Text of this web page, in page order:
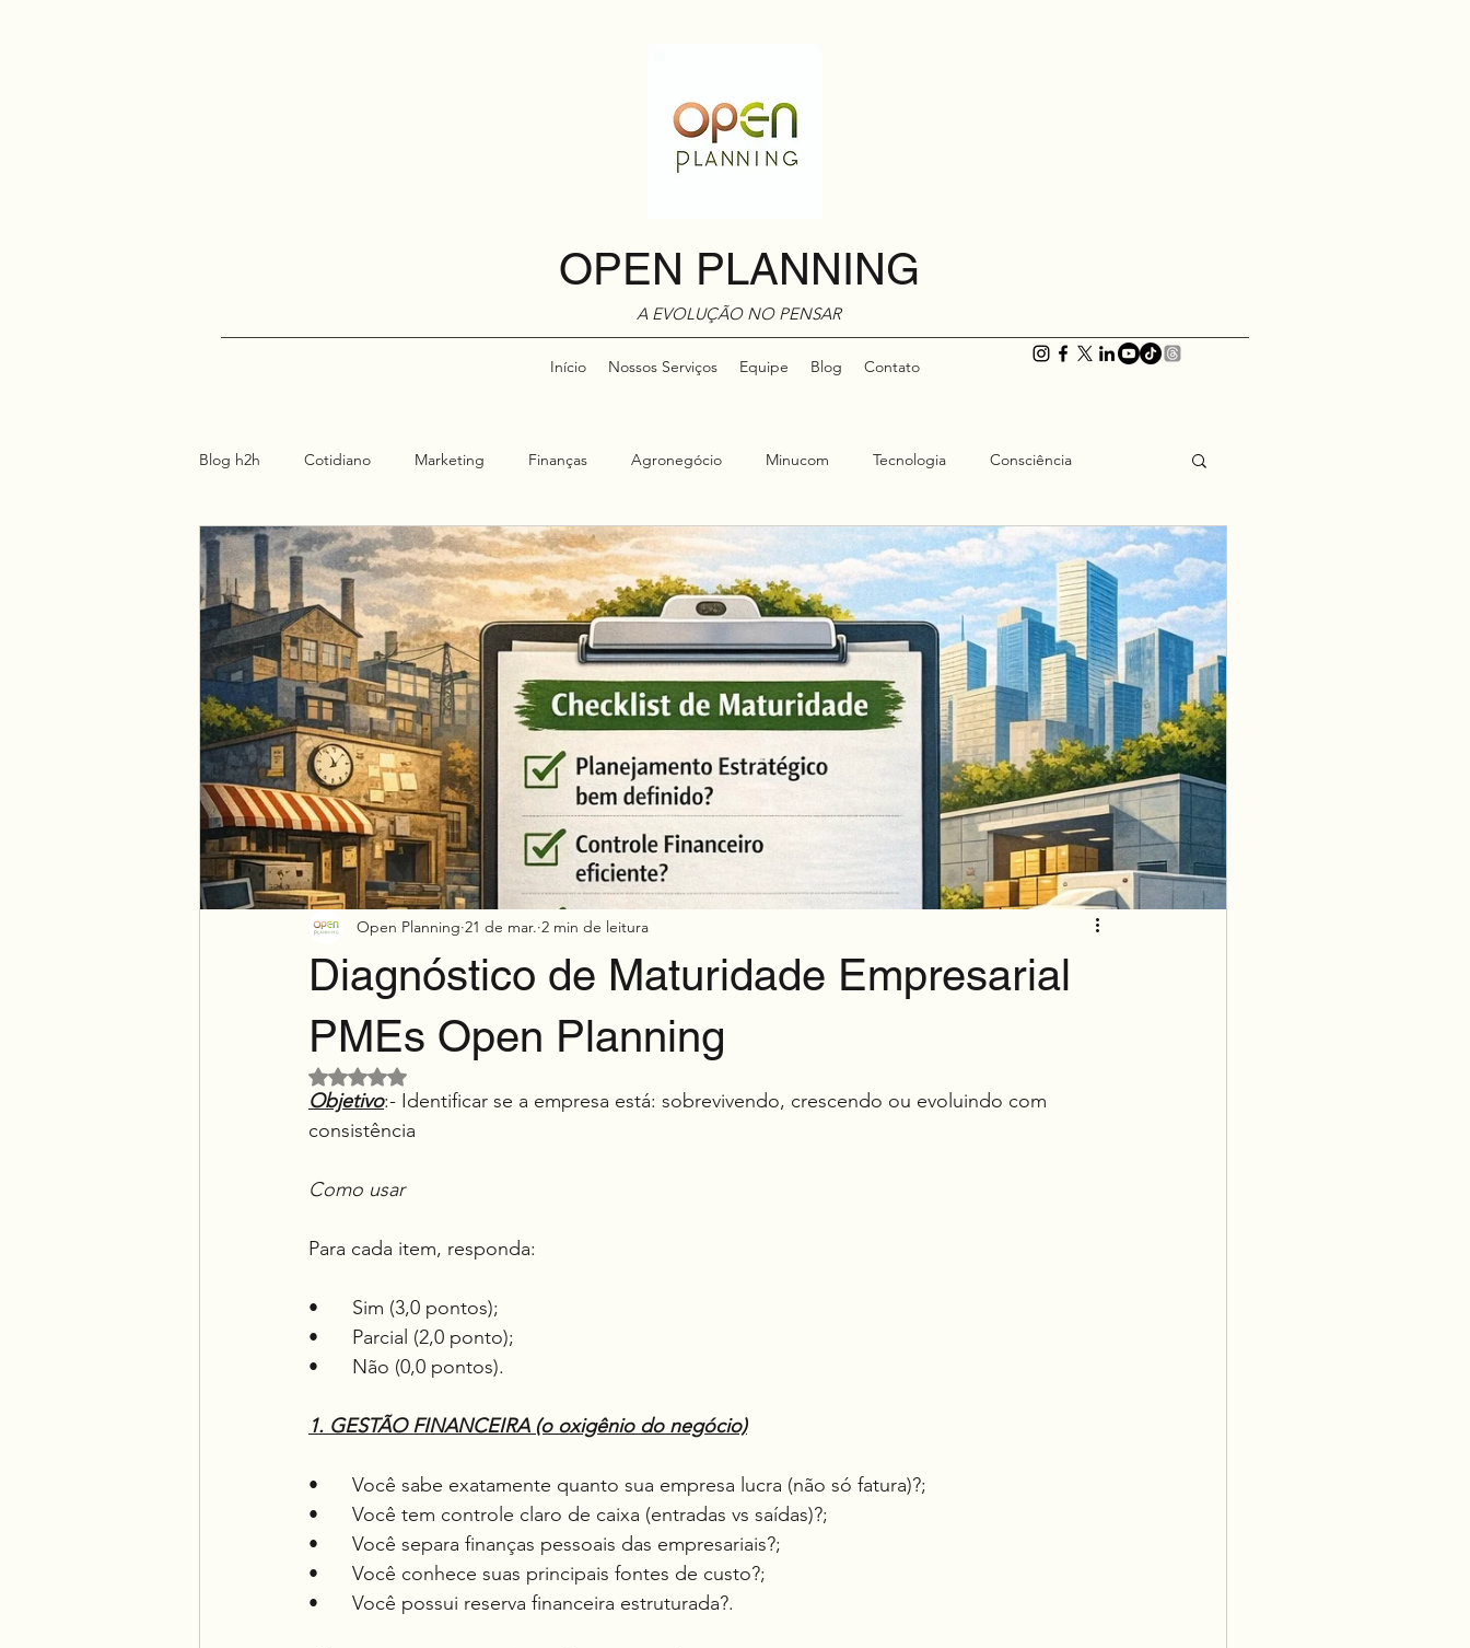
OPEN PLANNING
A EVOLUÇÃO NO PENSAR
Início Nossos Serviços Equipe Blog Contato
Blog h2h Cotidiano Marketing Finanças Agronegócio Minucom Tecnologia Consciência
Negócio Espiritualidade Mkt h2h
Diagnóstico de Maturidade Empresarial
PMEs Open Planning
Open Planning 21 de mar. 2 min de leitura
Avaliado com NaN de 5 estrelas.
Objetivo:- Identificar se a empresa está: sobrevivendo, crescendo ou evoluindo com
consistência
Como usar
Para cada item, responda:
•	Sim (3,0 pontos);
•	Parcial (2,0 ponto);
•	Não (0,0 pontos).
1. GESTÃO FINANCEIRA (o oxigênio do negócio)
•	Você sabe exatamente quanto sua empresa lucra (não só fatura)?;
•	Você tem controle claro de caixa (entradas vs saídas)?;
•	Você separa finanças pessoais das empresariais?;
•	Você conhece suas principais fontes de custo?;
•	Você possui reserva financeira estruturada?.